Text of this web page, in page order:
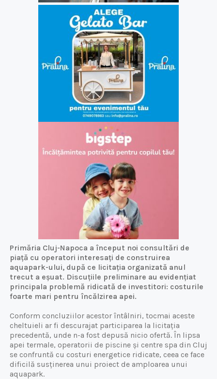
Primăria Cluj-Napoca a început noi consultări de
piață cu operatori interesați de construirea
aquapark-ului, după ce licitația organizată anul
trecut a eșuat. Discuțiile preliminare au evidențiat
principala problemă ridicată de investitori: costurile
foarte mari pentru încălzirea apei.
Conform concluziilor acestor întâlniri, tocmai aceste
cheltuieli ar fi descurajat participarea la licitația
precedentă, unde n-a fost depusă nicio ofertă. În lipsa
apei termale, operatorii de piscine și centre spa din Cluj
se confruntă cu costuri energetice ridicate, ceea ce face
dificilă susținerea unui proiect de amploarea unui
aquapark.